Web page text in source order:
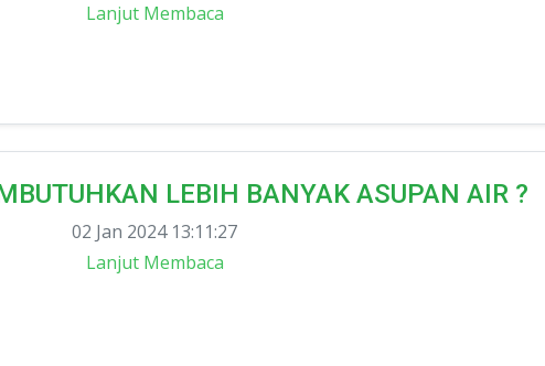
Lanjut Membaca
LEBIH BANYAK ASUPAN AIR ?
02 Jan 2024 13:11:27
Lanjut Membaca